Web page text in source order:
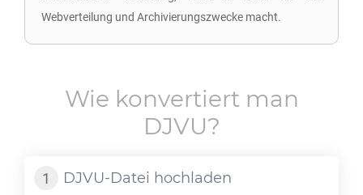
Webverteilung und Archivierungszwecke macht.
Wie konvertiert man
DJVU?
DJVU-Datei hochladen